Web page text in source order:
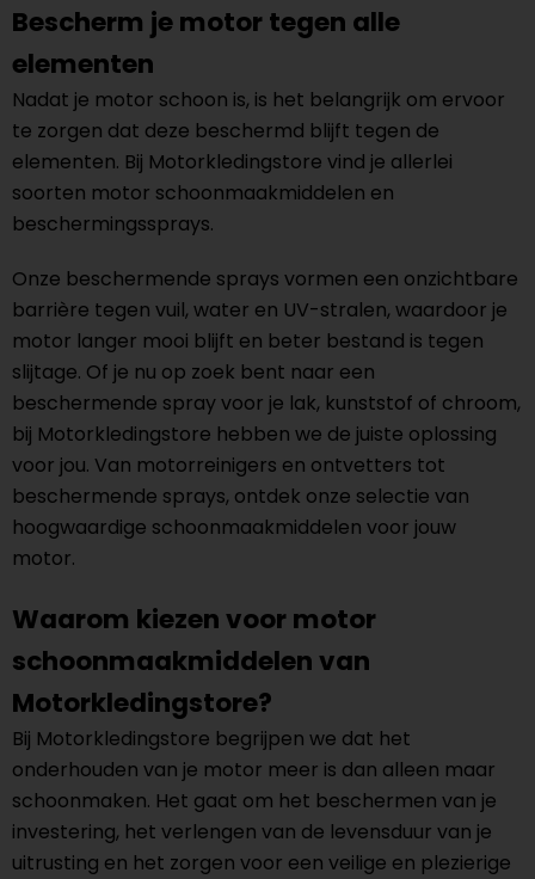
Bescherm je motor tegen alle
elementen
Nadat je motor schoon is, is het belangrijk om ervoor
te zorgen dat deze beschermd blijft tegen de
elementen. Bij Motorkledingstore vind je allerlei
soorten motor schoonmaakmiddelen en
beschermingssprays.
Onze beschermende sprays vormen een onzichtbare
barrière tegen vuil, water en UV-stralen, waardoor je
motor langer mooi blijft en beter bestand is tegen
slijtage. Of je nu op zoek bent naar een
beschermende spray voor je lak, kunststof of chroom,
bij Motorkledingstore hebben we de juiste oplossing
voor jou. Van motorreinigers en ontvetters tot
beschermende sprays, ontdek onze selectie van
hoogwaardige schoonmaakmiddelen voor jouw
motor.
Waarom kiezen voor motor
schoonmaakmiddelen van
Motorkledingstore?
Bij Motorkledingstore begrijpen we dat het
onderhouden van je motor meer is dan alleen maar
schoonmaken. Het gaat om het beschermen van je
investering, het verlengen van de levensduur van je
uitrusting en het zorgen voor een veilige en plezierige